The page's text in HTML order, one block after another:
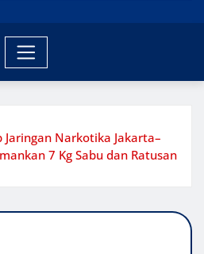
Jaringan Narkotika Jakarta–
7 Kg Sabu dan Ratusan